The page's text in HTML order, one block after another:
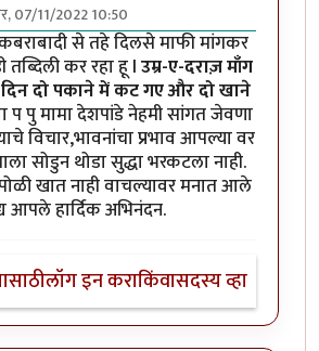
07/11/2022 10:50
से तहे दिलसे माफी मांगकर
कर रहा हू lउम्र-ए-दराज़ माँग
दो पकाने में कट गए और दो खाने
पु मामा देशपांडे नेहमी सांगत जेवणा
विचार,भावनांचा प्रभाव आपल्या वर
सोडुन थोडा सुद्धा भरकटला नाही.
खात नाही वाचल्यावर मनात आले
आपले हार्दिक अभिनंदन.
लॉग इन कराकिंवासदस्य व्हा